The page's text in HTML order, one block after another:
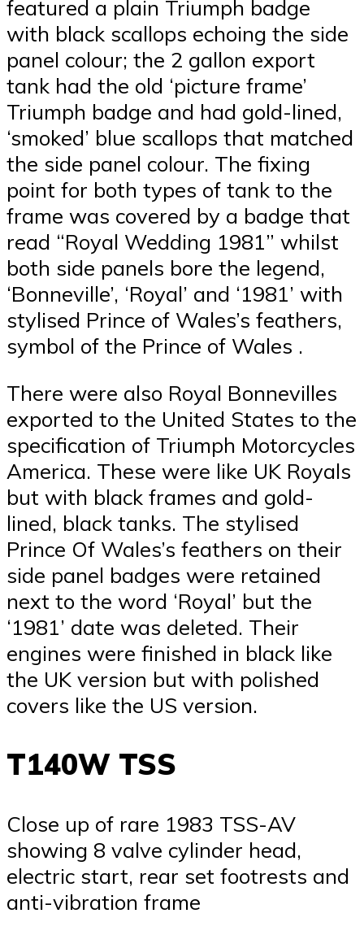
featured a plain Triumph badge
with black scallops echoing the side
panel colour; the 2 gallon export
tank had the old ‘picture frame’
Triumph badge and had gold-lined,
‘smoked’ blue scallops that matched
the side panel colour. The fixing
point for both types of tank to the
frame was covered by a badge that
read “Royal Wedding 1981” whilst
both side panels bore the legend,
‘Bonneville’, ‘Royal’ and ‘1981’ with
stylised Prince of Wales’s feathers,
symbol of the Prince of Wales .
There were also Royal Bonnevilles
exported to the United States to the
specification of Triumph Motorcycles
America. These were like UK Royals
but with black frames and gold-
lined, black tanks. The stylised
Prince Of Wales’s feathers on their
side panel badges were retained
next to the word ‘Royal’ but the
‘1981’ date was deleted. Their
engines were finished in black like
the UK version but with polished
covers like the US version.
T140W TSS
Close up of rare 1983 TSS-AV
showing 8 valve cylinder head,
electric start, rear set footrests and
anti-vibration frame